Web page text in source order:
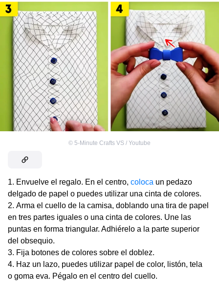
© 5-Minute Crafts VS / Youtube
Envuelve el regalo. En el centro, coloca un pedazo
delgado de papel o puedes utilizar una cinta de colores.
Arma el cuello de la camisa, doblando una tira de papel
en tres partes iguales o una cinta de colores. Une las
puntas en forma triangular. Adhiérelo a la parte superior
del obsequio.
Fija botones de colores sobre el doblez.
Haz un lazo, puedes utilizar papel de color, listón, tela
o goma eva. Pégalo en el centro del cuello.